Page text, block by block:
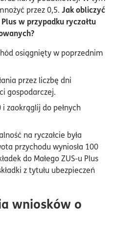
przez 0,5. Jak obliczyć
w przypadku ryczałtu
osiągnięty w poprzednim
przez liczbę dni
gospodarczej.
zaokrąglij do pełnych
na ryczałcie była
przychodu wyniosła 100
do Małego ZUS-u Plus
z tytułu ubezpieczeń
wniosków o